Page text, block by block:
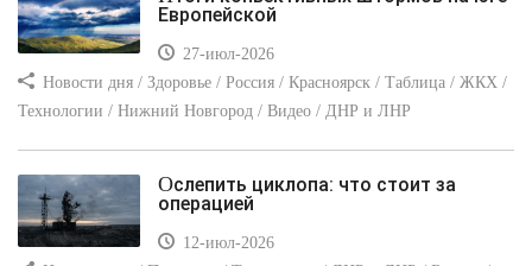
Европейской
27-июл-2026
Новости дня / Здоровье / Россия / Красноярск / Таблица / ЖКХ /
Технологии / Нижний Новгород / Видео / ДНР и ЛНР
Ослепить циклопа: что стоит за
операцией
12-июл-2026